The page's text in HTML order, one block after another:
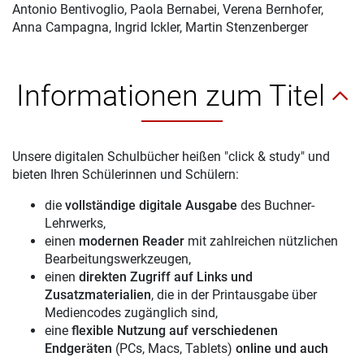
Antonio Bentivoglio, Paola Bernabei, Verena Bernhofer,
Anna Campagna, Ingrid Ickler, Martin Stenzenberger
Informationen zum Titel
Unsere digitalen Schulbücher heißen "click & study" und
bieten Ihren Schülerinnen und Schülern:
die vollständige digitale Ausgabe des Buchner-
Lehrwerks,
einen modernen Reader mit zahlreichen nützlichen
Bearbeitungswerkzeugen,
einen direkten Zugriff auf Links und
Zusatzmaterialien, die in der Printausgabe über
Mediencodes zugänglich sind,
eine flexible Nutzung auf verschiedenen
Endgeräten (PCs, Macs, Tablets) online und auch